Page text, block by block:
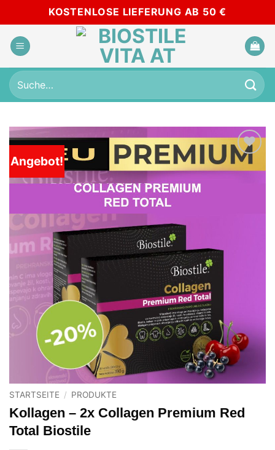
to
content
KOSTENLOSE LIEFERUNG AB 50 €
Suche
nach:
Angebot!
Add to
STARTSEITE / PRODUKTE
Kollagen – 2x Collagen Premium Red
Total Biostile